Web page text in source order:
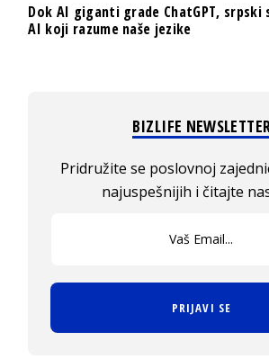
Dok AI giganti grade ChatGPT,
AI koji razume naše jezike
BIZLIFE
Pridružite se poslovnoj
najuspešnijih i čitajte
PRIJAVI SE